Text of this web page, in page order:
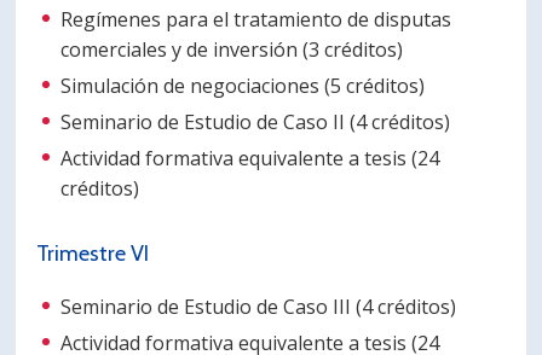
Regímenes para el tratamiento de disputas
comerciales y de inversión (3 créditos)
Simulación de negociaciones (5 créditos)
Seminario de Estudio de Caso II (4 créditos)
Actividad formativa equivalente a tesis (24
créditos)
Trimestre VI
Seminario de Estudio de Caso III (4 créditos)
Actividad formativa equivalente a tesis (24